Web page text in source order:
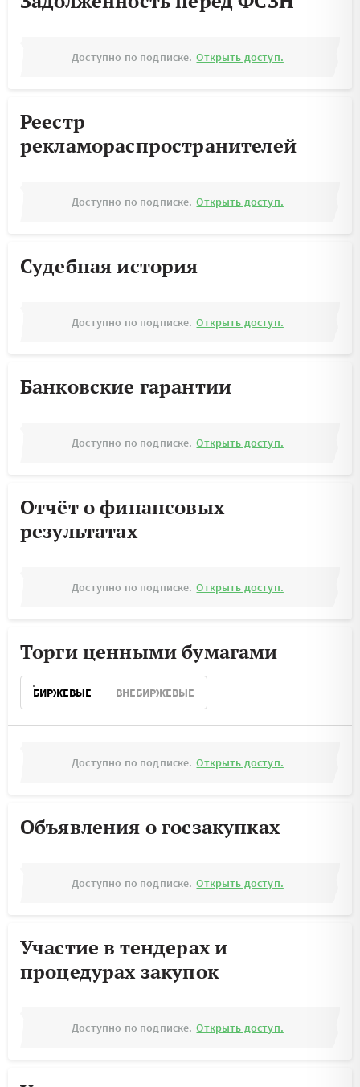
Доступно по подписке. Открыть доступ.
Реестр
рекламораспространителей
Доступно по подписке. Открыть доступ.
Судебная история
Доступно по подписке. Открыть доступ.
Банковские гарантии
Доступно по подписке. Открыть доступ.
Отчёт о финансовых
результатах
Доступно по подписке. Открыть доступ.
Торги ценными бумагами
БИРЖЕВЫЕ ВНЕБИРЖЕВЫЕ
Доступно по подписке. Открыть доступ.
Объявления о госзакупках
Доступно по подписке. Открыть доступ.
Участие в тендерах и
процедурах закупок
Доступно по подписке. Открыть доступ.